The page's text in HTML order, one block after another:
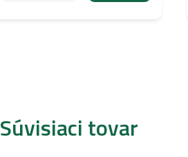
Súvisiaci tovar